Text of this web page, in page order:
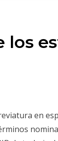
los
en